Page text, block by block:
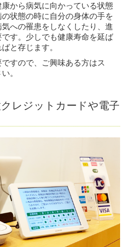
から病気に向かっている状態
状態の時に自分の身体の手を
への罹患をしなくしたり、進
す。少しでも健康寿命を延ば
と存じます。
すので、ご興味ある方はス
。
レジットカードや電子